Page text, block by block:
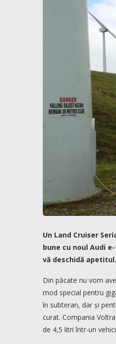
Un Land Cruiser
bune cu noul Audi
vă deschidă apetitul.
Din păcate nu vom
mod special pentru
în subteran, dar și
curat. Compania
de 4,5 litri într-un